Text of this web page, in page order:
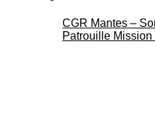
CGR Mantes –
Patrouille